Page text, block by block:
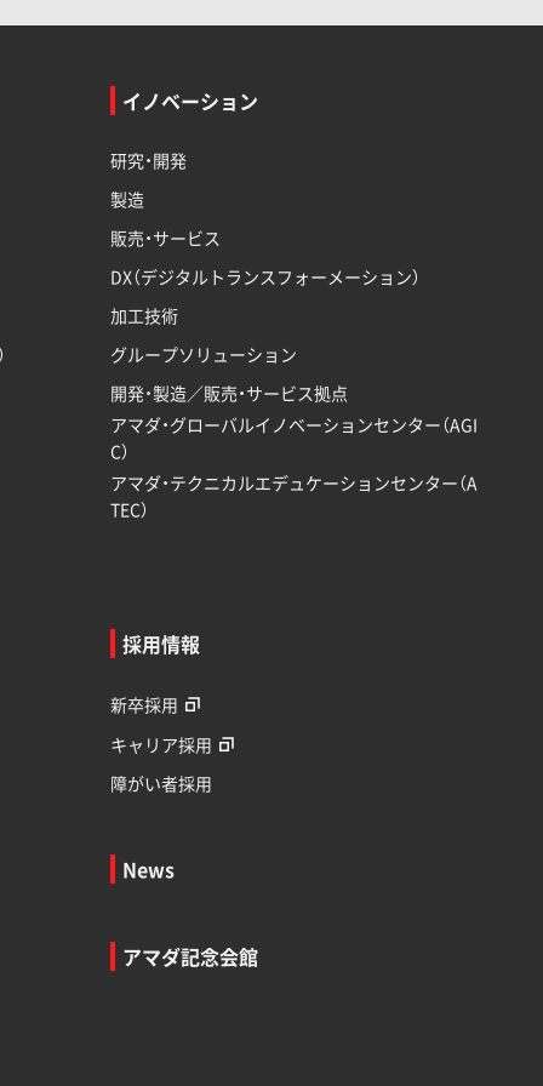
イノベーション
研究・開発
製造
販売・サービス
DX（デジタルトランスフォーメーション）
加工技術
グループソリューション
開発・製造／販売・サービス拠点
アマダ・グローバルイノベーションセンター（AGI
C）
アマダ・テクニカルエデュケーションセンター（A
TEC）
採用情報
新卒採用
キャリア採用
障がい者採用
News
アマダ記念会館